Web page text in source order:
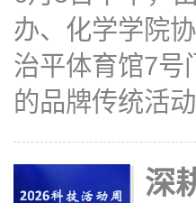
办、化学学院
治平体育馆7号
的品牌传统活
深